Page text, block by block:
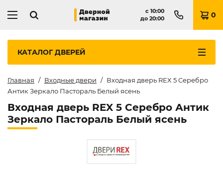
с 10:00
до 20:00 0
КАТАЛОГДВЕРЕЙ
Главная Входные двери
Входная дверь REX 5 Серебро
Антик Зеркало Пастораль Белый ясень
Входная дверь REX 5 Серебро Антик
Зеркало Пастораль Белый ясень